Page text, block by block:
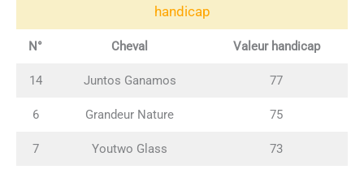
handicap
N° Cheval Valeur handicap
14 Juntos Ganamos 77
6 Grandeur Nature 75
7 Youtwo Glass 73